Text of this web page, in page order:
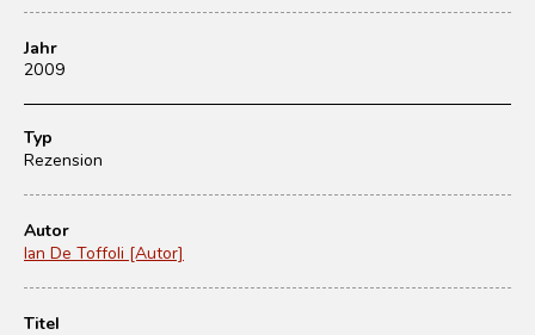
Jahr
2009
Typ
Rezension
Autor
Ian De Toffoli [Autor]
Titel